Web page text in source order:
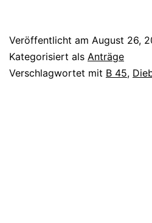
Veröffentlicht am August 26,
Kategorisiert als Anträge
Verschlagwortet mit B 45,